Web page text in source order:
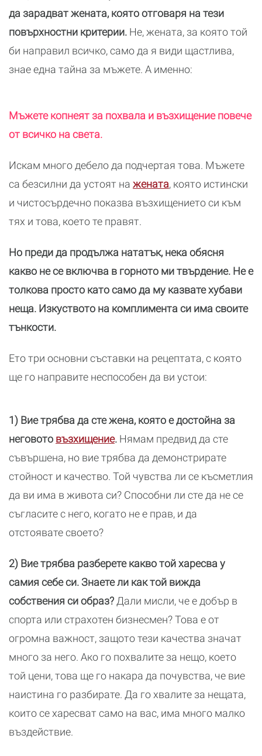
да зарадват жената, която отговаря на тези
повърхностни критерии. Не, жената, за която той
би направил всичко, само да я види щастлива,
знае една тайна за мъжете. А именно:
Мъжете копнеят за похвала и възхищение повече
от всичко на света.
Искам много дебело да подчертая това. Мъжете
са безсилни да устоят на жената, която истински
и чистосърдечно показва възхищението си към
тях и това, което те правят.
Но преди да продължа нататък, нека обясня
какво не се включва в горното ми твърдение. Не е
толкова просто като само да му казвате хубави
неща. Изкуството на комплимента си има своите
тънкости.
Ето три основни съставки на рецептата, с която
ще го направите неспособен да ви устои:
1) Вие трябва да сте жена, която е достойна за
неговото възхищение. Нямам предвид да сте
съвършена, но вие трябва да демонстрирате
стойност и качество. Той чувства ли се късметлия
да ви има в живота си? Способни ли сте да не се
съгласите с него, когато не е прав, и да
отстоявате своето?
2) Вие трябва разберете какво той харесва у
самия себе си. Знаете ли как той вижда
собствения си образ? Дали мисли, че е добър в
спорта или страхотен бизнесмен? Това е от
огромна важност, защото тези качества значат
много за него. Ако го похвалите за нещо, което
той цени, това ще го накара да почувства, че вие
наистина го разбирате. Да го хвалите за нещата,
които се харесват само на вас, има много малко
въздействие.